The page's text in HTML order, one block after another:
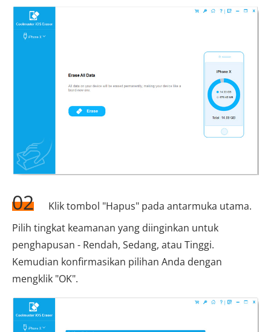
02
Klik tombol "Hapus" pada antarmuka utama.
Pilih tingkat keamanan yang diinginkan untuk
penghapusan - Rendah, Sedang, atau Tinggi.
Kemudian konfirmasikan pilihan Anda dengan
mengklik "OK".